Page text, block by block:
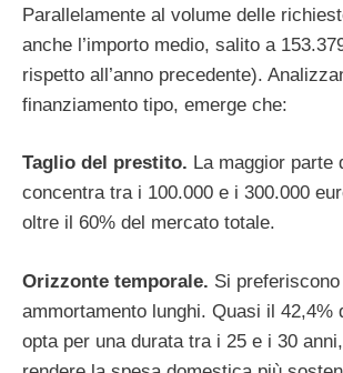
Parallelamente al volume delle
anche l’importo medio, salito a
rispetto all’anno precedente).
finanziamento tipo, emerge che:
Taglio del prestito. La maggior parte
concentra tra i 100.000 e i 300.000
oltre il 60% del mercato totale.
Orizzonte temporale. Si
ammortamento lunghi. Quasi il 42,4%
opta per una durata tra i 25 e i 30